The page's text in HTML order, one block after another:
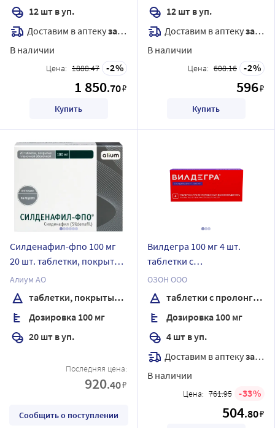
12 шт в уп.
Доставим в аптекузавтра
В наличии
Цена: 1888.47 2
1 850.70₽
Купить
12 шт в уп.
Доставим в аптекузавтра
В наличии
Цена: 608.16 2
596₽
Купить
Силденафил-фпо 100 мг
20 шт. таблетки, покрытые
пленочной оболочкой
Алиум АО
таблетки, покрытые пленочной оболочкой
Дозировка 100 мг
20 шт в уп.
Последняя цена:
920.40₽
Сообщить о поступлении
Вилдегра 100 мг 4 шт.
таблетки с
пролонгированным
высвобождением,
покрытые пленочной
оболочкой
ОЗОН ООО
таблетки с пролонгированным высвобождением, покрытые пленочной оболочкой
Дозировка 100 мг
4 шт в уп.
Доставим в аптекузавтра
В наличии
Цена: 761.95 33
504.80₽